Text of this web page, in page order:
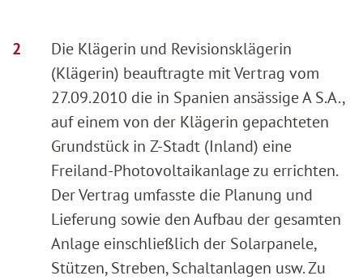
Die Klägerin und Revisionsklägerin
(Klägerin) beauftragte mit Vertrag vom
27.09.2010 die in Spanien ansässige A S.A.,
auf einem von der Klägerin gepachteten
Grundstück in Z-Stadt (Inland) eine
Freiland-Photovoltaikanlage zu errichten.
Der Vertrag umfasste die Planung und
Lieferung sowie den Aufbau der gesamten
Anlage einschließlich der Solarpanele,
Stützen, Streben, Schaltanlagen usw. Zu